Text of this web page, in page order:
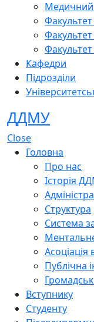
Медичний
Факультет
Факультет
Факультет
Кафедри
Підрозділи
ДДМУ
Close
Головна
Про нас
Історія
Структура
Система
Асоціація
Публічна
Вступнику
Студенту